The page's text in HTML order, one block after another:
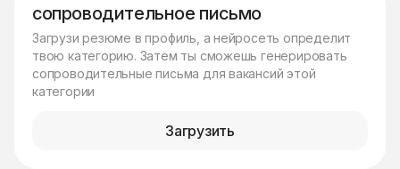
сопроводительное письмо
Загрузи резюме в профиль, а нейросеть определит
твою категорию. Затем ты сможешь генерировать
сопроводительные письма для вакансий этой
категории
Загрузить